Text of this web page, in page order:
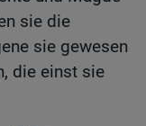
sie die
sie gewesen
die einst sie